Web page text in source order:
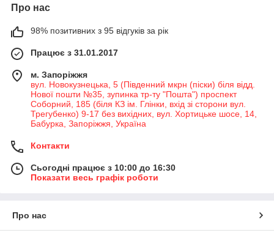
Про нас
98% позитивних з 95 відгуків за рік
Працює з 31.01.2017
м. Запоріжжя
вул. Новокузнецька, 5 (Південний мкрн (піски) біля відд.
Нової пошти №35, зупинка тр-ту "Пошта") проспект
Соборний, 185 (біля КЗ ім. Глінки, вхід зі сторони вул.
Трегубенко) 9-17 без вихідних, вул. Хортицьке шосе, 14,
Бабурка, Запоріжжя, Україна
Контакти
Сьогодні працює з 10:00 до 16:30
Показати весь графік роботи
Про нас